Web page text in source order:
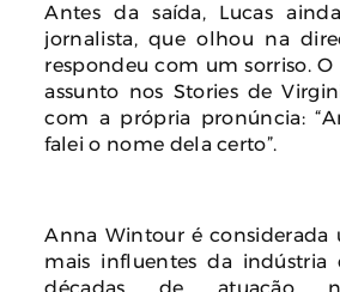
Antes da saída, Lucas
jornalista, que olhou na
respondeu com um sorriso.
assunto nos Stories de
com a própria pronúncia:
falei o nome dela certo”.
Anna Wintour é considerada
mais influentes da indústria
décadas de atuação